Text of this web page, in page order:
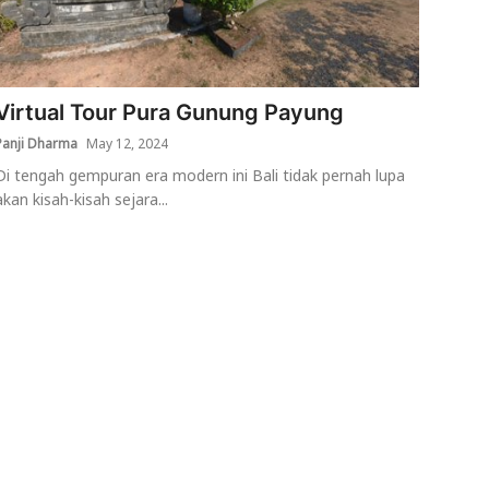
Tour Pura Gunung Payung
Dharma May 12, 2024
tengah gempuran era modern ini Bali tidak pernah lupa
kisah-kisah sejara...